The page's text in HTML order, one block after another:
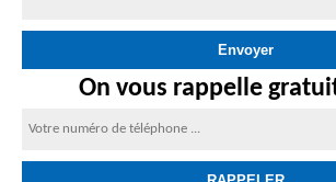
On vous rappelle